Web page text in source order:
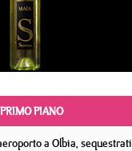
PIANO
a Olbia, sequestrati